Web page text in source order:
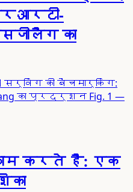
का
सर्विंग की बेंचमार्किंग:
का प्रदर्शन Fig. 1 —
करते हैं: एक